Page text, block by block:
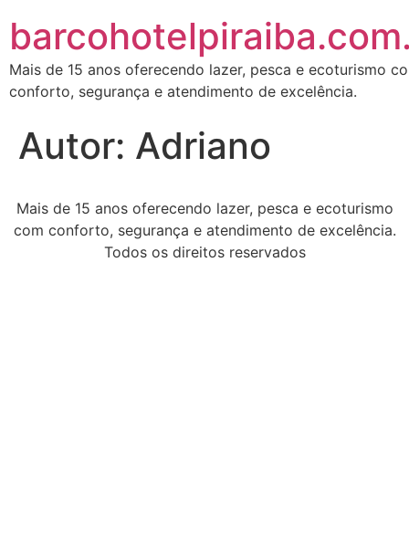
Mais de 15 anos oferecendo lazer, pesca e ecoturismo
conforto, segurança e atendimento de excelência.
Autor: Adriano
Mais de 15 anos oferecendo lazer, pesca e ecoturismo
com conforto, segurança e atendimento de excelência.
Todos os direitos reservados